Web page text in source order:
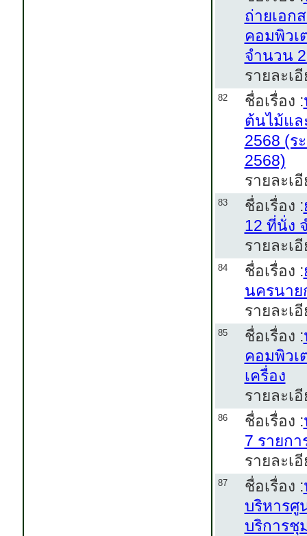
ถ่ายเอก
คอมพิวเ
จำนวน 2
รายละเ
82 ชื่อเรื่อง :
ต้นไม้แล
2568 (ร
2568)
รายละเ
83 ชื่อเรื่อง :
12 ที่นั่ง
รายละเ
84 ชื่อเรื่อง :
นครนาย
รายละเ
85 ชื่อเรื่อง :
คอมพิวเ
เครื่อง
รายละเ
86 ชื่อเรื่อง :
7 รายกา
รายละเ
87 ชื่อเรื่อง :
บริหารศู
บริการ